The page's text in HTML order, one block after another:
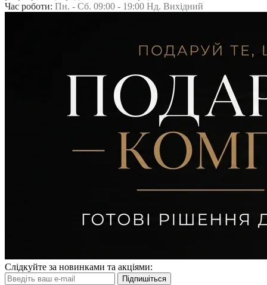
Час роботи: Пн. - Сб. 09:00 - 19:00 Нд. Вихідний
Слідкуйте за новинками та акціями:
Підпишіться